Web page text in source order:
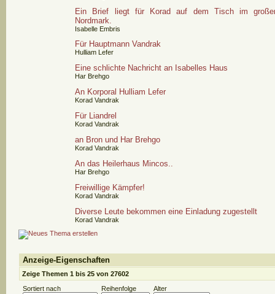
Ein Brief liegt für Korad auf dem Tisch im
Nordmark.
Isabelle Embris
Für Hauptmann Vandrak
Hulliam Lefer
Eine schlichte Nachricht an Isabelles Haus
Har Brehgo
An Korporal Hulliam Lefer
Korad Vandrak
Für Liandrel
Korad Vandrak
an Bron und Har Brehgo
Korad Vandrak
An das Heilerhaus Mincos..
Har Brehgo
Freiwillige Kämpfer!
Korad Vandrak
Diverse Leute bekommen eine Einladung zugestellt
Korad Vandrak
Anzeige-Eigenschaften
Zeige Themen 1 bis 25 von 27602
Sortiert nach
Reihenfolge Alter